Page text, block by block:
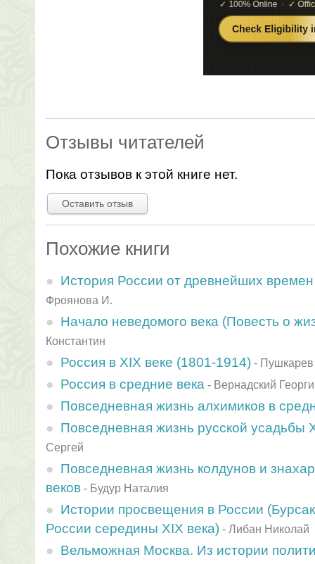
Отзывы читателей
Пока отзывов к этой книге нет.
Оставить отзыв
Похожие книги
История России от древнейших
Фроянова И.
Начало неведомого века (Повесть о
Константин
Россия в XIX веке (1801-1914) -
Россия в средние века - Вернадский
Повседневная жизнь алхимиков в
Повседневная жизнь русской усадьбы
Сергей
Повседневная жизнь колдунов и
веков - Будур Наталия
Истории просвещения в России
России середины XIX века) - Либан Николай
Вельможная Москва. Из истории